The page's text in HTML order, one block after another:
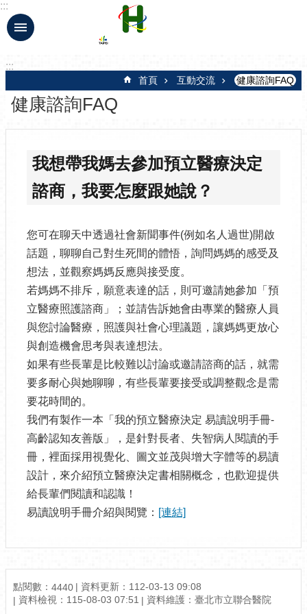
跳到主要內容區塊
:::
:::
首頁 互動交流 健康諮詢FAQ
健康諮詢FAQ
我想帶我媽去參加預立醫療決定
諮商，我要怎麼跟她說？
您可在聊天中透過社會新聞事件(例如名人過世)開啟
話題，聊聊自己對生死間的體悟，詢問媽媽的感受及
想法，並觀察媽媽反應與接受度。
若媽媽不排斥，願意表達的話，則可邀請她參加「預
立醫療照護諮商」；並請告訴她會由專業的醫療人員
與您討論醫療，照護與社會心理議題，讓媽媽更放心
與創造機會思考與表達想法。
如果有些長輩是比較難以討論或邀請諮商的話，就需
要多耐心與她聊聊，有些長輩要接受或調整觀念是需
要花時間的。
我們有製作一本「我的預立醫療決定 易讀說明手冊-
高齡認知友善版」，是針對長者、失智病人閱讀的手
冊，裡面採用視覺化、圖文並茂與增大字體等的易讀
設計，來介紹預立醫療決定書相關概念，也歡迎提供
給長輩們閱讀和認識！
易讀說明手冊介紹與閱覽： [連結]
點閱數： 4440
資料更新：112-03-13 09:08
資料檢視：115-08-03 07:51
資料維護：臺北市立聯合醫院